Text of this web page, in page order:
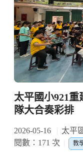
太平國小921重
隊大合奏彩排
2026-05-16 太平
閱數：171 次
教